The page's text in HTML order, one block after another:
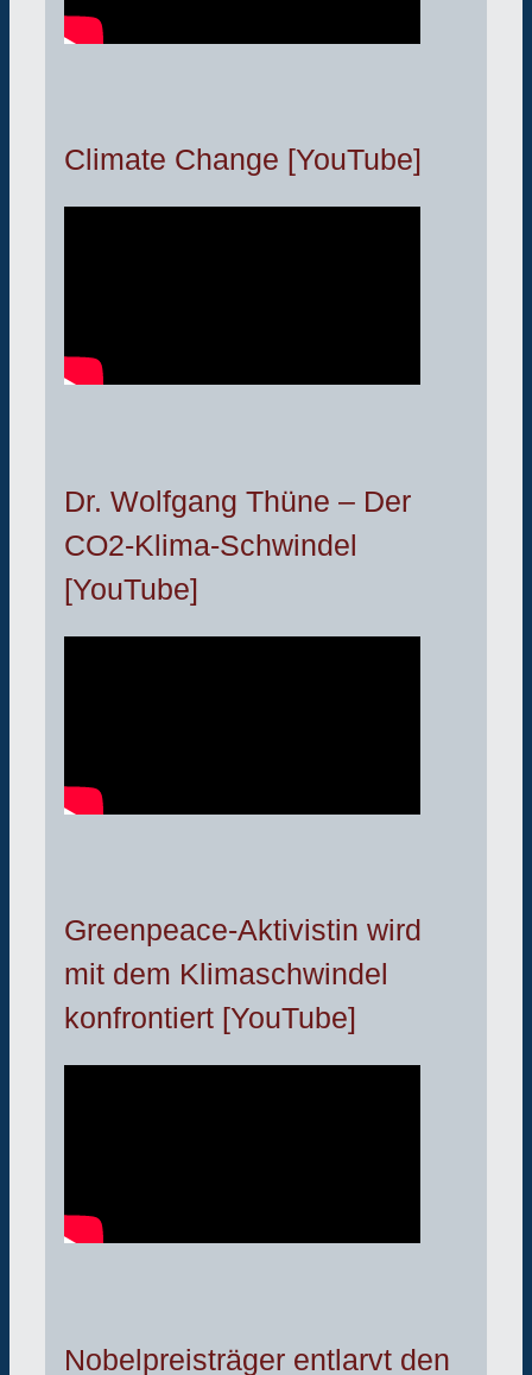
Climate Change [YouTube]
Dr. Wolfgang Thüne – Der
CO2-Klima-Schwindel
[YouTube]
Greenpeace-Aktivistin wird
mit dem Klimaschwindel
konfrontiert [YouTube]
Nobelpreisträger entlarvt den